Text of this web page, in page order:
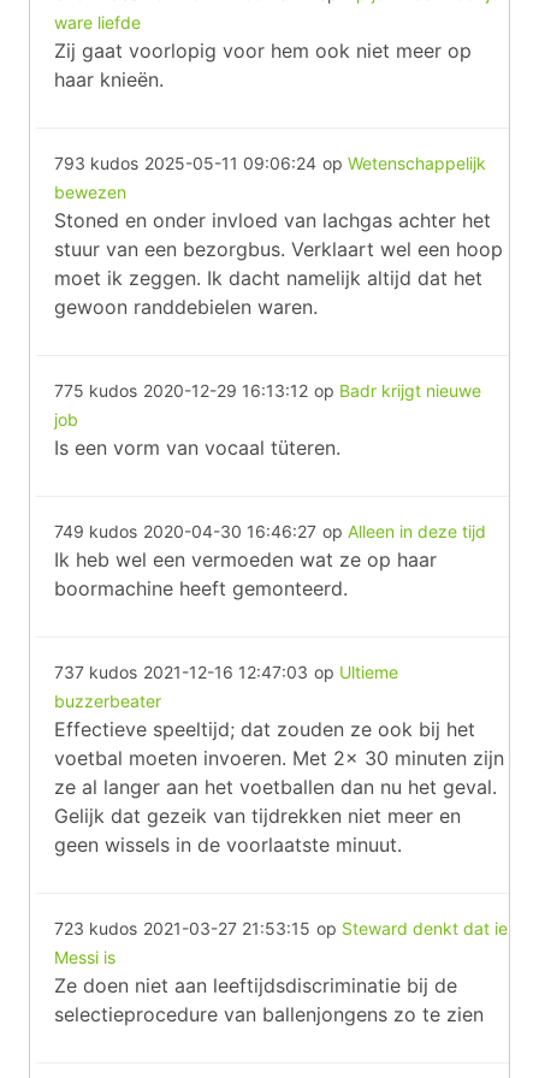
ware liefde
Zij gaat voorlopig voor hem ook niet meer op
haar knieën.
793 kudos 2025-05-11 09:06:24 op Wetenschappelijk
bewezen
Stoned en onder invloed van lachgas achter het
stuur van een bezorgbus. Verklaart wel een hoop
moet ik zeggen. Ik dacht namelijk altijd dat het
gewoon randdebielen waren.
775 kudos 2020-12-29 16:13:12 op Badr krijgt nieuwe
job
Is een vorm van vocaal tüteren.
749 kudos 2020-04-30 16:46:27 op Alleen in deze tijd
Ik heb wel een vermoeden wat ze op haar
boormachine heeft gemonteerd.
737 kudos 2021-12-16 12:47:03 op Ultieme
buzzerbeater
Effectieve speeltijd; dat zouden ze ook bij het
voetbal moeten invoeren. Met 2x 30 minuten zijn
ze al langer aan het voetballen dan nu het geval.
Gelijk dat gezeik van tijdrekken niet meer en
geen wissels in de voorlaatste minuut.
723 kudos 2021-03-27 21:53:15 op Steward denkt dat ie
Messi is
Ze doen niet aan leeftijdsdiscriminatie bij de
selectieprocedure van ballenjongens zo te zien